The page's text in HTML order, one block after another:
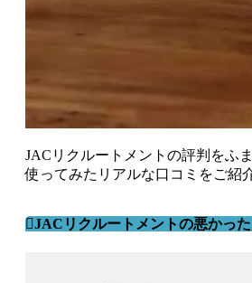
JACリクルートメントの評判をふま
使ってみたリアルな口コミ をご紹
JACリクルートメントの悪かっ